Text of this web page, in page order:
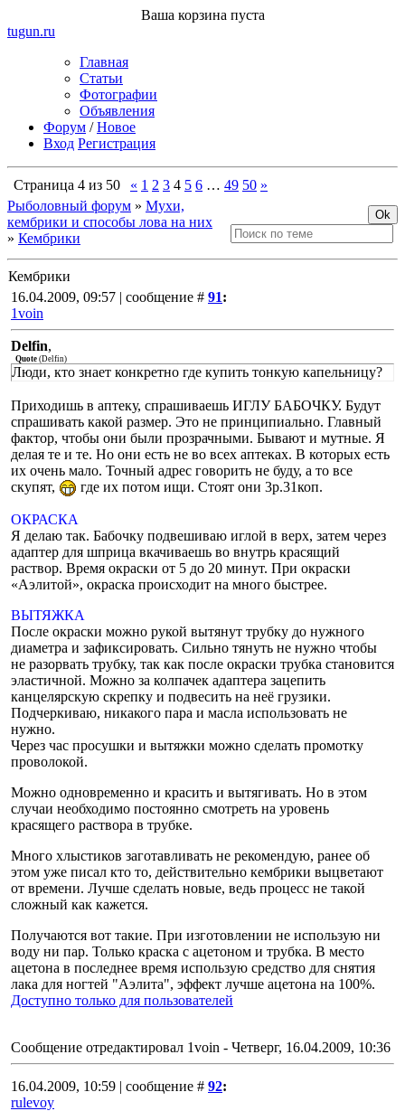
Ваша корзина пуста
tugun.ru
Главная
Статьи
Фотографии
Объявления
Форум /Новое
Вход Регистрация
Страница 4 из 50 « 1 2 3 4 5 6 … 49 50 »
Рыболовный форум » Мухи,
кембрики и способы лова на них
» Кембрики
Кембрики
16.04.2009, 09:57 | сообщение # 91:
1voin
Delfin,
Quote (Delfin)
Люди, кто знает конкретно где купить тонкую капельницу?
Приходишь в аптеку, спрашиваешь ИГЛУ БАБОЧКУ. Будут
спрашивать какой размер. Это не принципиально. Главный
фактор, чтобы они были прозрачными. Бывают и мутные. Я
делая те и те. Но они есть не во всех аптеках. В которых есть
их очень мало. Точный адрес говорить не буду, а то все
скупят,
где их потом ищи. Стоят они 3р.31коп.
ОКРАСКА
Я делаю так. Бабочку подвешиваю иглой в верх, затем через
адаптер для шприца вкачиваешь во внутрь красящий
раствор. Время окраски от 5 до 20 минут. При окраски
«Аэлитой», окраска происходит на много быстрее.
ВЫТЯЖКА
После окраски можно рукой вытянут трубку до нужного
диаметра и зафиксировать. Сильно тянуть не нужно чтобы
не разорвать трубку, так как после окраски трубка становится
эластичной. Можно за колпачек адаптера зацепить
канцелярскую скрепку и подвесить на неё грузики.
Подчеркиваю, никакого пара и масла использовать не
нужно.
Через час просушки и вытяжки можно сделать промотку
проволокой.
Можно одновременно и красить и вытягивать. Но в этом
случаи необходимо постоянно смотреть на уровень
красящего раствора в трубке.
Много хлыстиков заготавливать не рекомендую, ранее об
этом уже писал кто то, действительно кембрики выцветают
от времени. Лучше сделать новые, ведь процесс не такой
сложный как кажется.
Получаются вот такие. При изготовлении не использую ни
воду ни пар. Только краска с ацетоном и трубка. В место
ацетона в последнее время использую средство для снятия
лака для ногтей "Аэлита", эффект лучше ацетона на 100%.
Доступно только для пользователей
Сообщение отредактировал 1voin - Четверг, 16.04.2009, 10:36
16.04.2009, 10:59 | сообщение # 92:
rulevoy